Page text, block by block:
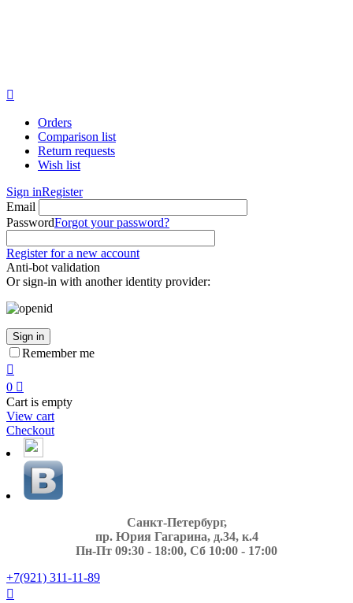

Orders
Comparison list
Return requests
Wish list
Sign inRegister
Email
PasswordForgot your password?
Register for a new account
Anti-bot validation
Or sign-in with another identity provider:
Sign in
Remember me

0 
Cart is empty
View cart
Checkout
Санкт-Петербург,
пр. Юрия Гагарина, д.34, к.4
Пн-Пт 09:30 - 18:00, Сб 10:00 - 17:00
+7(921) 311-11-89
